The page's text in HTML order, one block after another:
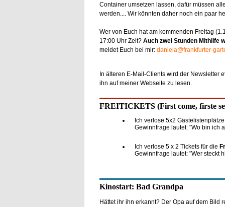
Container umsetzen lassen, dafür müssen
werden.... Wir könnten daher noch ein paar
Wer von Euch hat am kommenden Freitag
17:00 Uhr Zeit? Auch zwei Stunden Mithilfe
meldet Euch bei mir: daniela@frankfurter-
In älteren E-Mail-Clients wird der Newsletter
ihn auf meiner Webseite zu lesen.
FREITICKETS (First come, firste
Ich verlose 5x2
Gewinnfrage lautet: "Wo bin ich
Ich verlose 5 x 2 Tickets für die
Gewinnfrage lautet: "Wer steckt
Kinostart: Bad Grandpa
Hättet ihr ihn erkannt? Der Opa auf dem Bild